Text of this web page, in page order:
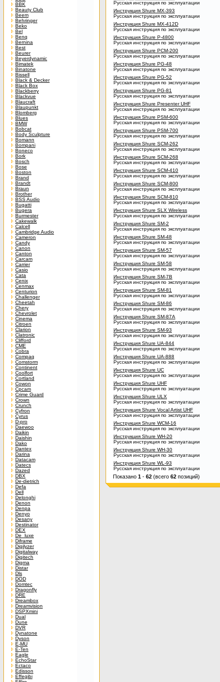
BBK
Beauty Club
Beem
Behringer
Beko
Bel
Benq
Bernina
Best
Beurer
Beyerdynamic
Bimatek
Binatone
Bissell
Black & Decker
Black Box
Blackberry
Blackvue
Blaucraft
Blaupunkt
Blomberg
Blues
BMW
Bobcat
Body Sculpture
Bomann
Bompani
Boneco
Bork
Bosch
Bose
Boston
Brand
Brandt
Braun
Brother
BSS Audio
Bugatti
Bugera
Burmester
Cakewalk
Calcell
Cambridge Audio
Cameron
Candy
Canon
Canton
Carcam
Carrier
Casio
Cata
Cenix
Cenmax
Centurion
Challenger
Cheetah
Chery
Chevrolet
Cinema
Citroen
Clarion
Clatronic
Clifford
CME
Cobra
Compaq
Comstorm
Continent
Coolfort
Cortland
Cowon
Cpcam
Crime Guard
Crown
Crunch
Cyfron
Cyrus
D-pro
Daewoo
Daikin
Daishin
Dako
Dantex
Darina
Datacam
Datecs
Dazed
DBX
De-dietrich
Defa
Dell
Delonghi
Denon
Denpa
Denyo
Desany
Destinator
DEX
De_luxe
Diframe
Digilyzer
Digitalway
Digitech
Digma
Distar
Dls
DOD
Domtec
Dragonfly
DRE
Dreambox
Dreamvision
DSPXmini
Dual
Dune
DVR
Dynatone
Dyson
E-MU
E-Ten
Eagle
EchoStar
Ectaco
Edisson
Effegibi
Русская инструкция по эксплуатации
Инструкция Shure MX-393
Русская инструкция по эксплуатации
Инструкция Shure MX-412D
Русская инструкция по эксплуатации
Инструкция Shure P-4800
Русская инструкция по эксплуатации
Инструкция Shure PCM-200
Русская инструкция по эксплуатации
Инструкция Shure PG-48
Русская инструкция по эксплуатации
Инструкция Shure PG-52
Русская инструкция по эксплуатации
Инструкция Shure PG-81
Русская инструкция по эксплуатации
Инструкция Shure Presenter UHF
Русская инструкция по эксплуатации
Инструкция Shure PSM-600
Русская инструкция по эксплуатации
Инструкция Shure PSM-700
Русская инструкция по эксплуатации
Инструкция Shure SCM-262
Русская инструкция по эксплуатации
Инструкция Shure SCM-268
Русская инструкция по эксплуатации
Инструкция Shure SCM-410
Русская инструкция по эксплуатации
Инструкция Shure SCM-800
Русская инструкция по эксплуатации
Инструкция Shure SCM-810
Русская инструкция по эксплуатации
Инструкция Shure SLX Wireless
Русская инструкция по эксплуатации
Инструкция Shure SM-2
Русская инструкция по эксплуатации
Инструкция Shure SM-48
Русская инструкция по эксплуатации
Инструкция Shure SM-57
Русская инструкция по эксплуатации
Инструкция Shure SM-58
Русская инструкция по эксплуатации
Инструкция Shure SM-7B
Русская инструкция по эксплуатации
Инструкция Shure SM-81
Русская инструкция по эксплуатации
Инструкция Shure SM-86
Русская инструкция по эксплуатации
Инструкция Shure SM-87A
Русская инструкция по эксплуатации
Инструкция Shure SM-93
Русская инструкция по эксплуатации
Инструкция Shure UA-844
Русская инструкция по эксплуатации
Инструкция Shure UA-888
Русская инструкция по эксплуатации
Инструкция Shure UC
Русская инструкция по эксплуатации
Инструкция Shure UHF
Русская инструкция по эксплуатации
Инструкция Shure ULX
Русская инструкция по эксплуатации
Инструкция Shure Vocal Artist UHF
Русская инструкция по эксплуатации
Инструкция Shure WCM-16
Русская инструкция по эксплуатации
Инструкция Shure WH-20
Русская инструкция по эксплуатации
Инструкция Shure WH-30
Русская инструкция по эксплуатации
Инструкция Shure WL-93
Русская инструкция по эксплуатации
Показано 1 - 62 (всего 62 позиций)